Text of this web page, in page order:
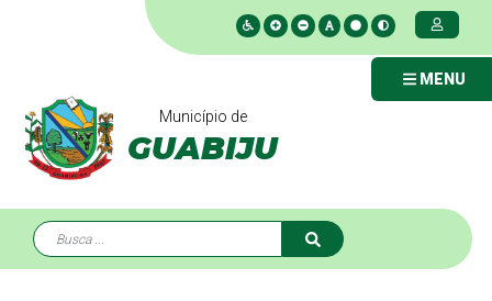
Município de
GUABIJU
MENU